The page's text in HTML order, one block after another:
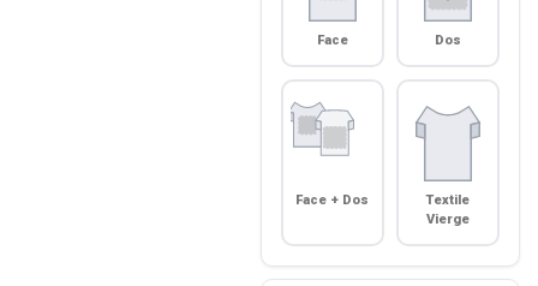
Face Dos
Face + Dos
Textile
Vierge